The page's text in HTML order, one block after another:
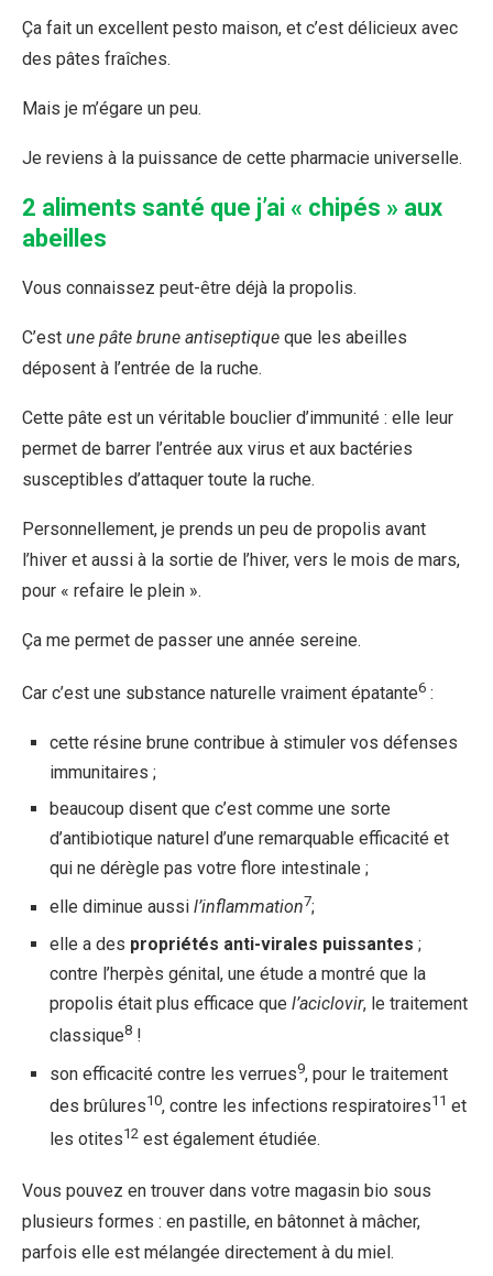
Ça fait un excellent pesto maison, et c’est délicieux avec
des pâtes fraîches.
Mais je m’égare un peu.
Je reviens à la puissance de cette pharmacie universelle.
2 aliments santé que j’ai « chipés » aux
abeilles
Vous connaissez peut-être déjà la propolis.
C’est une pâte brune antiseptique que les abeilles
déposent à l’entrée de la ruche.
Cette pâte est un véritable bouclier d’immunité : elle leur
permet de barrer l’entrée aux virus et aux bactéries
susceptibles d’attaquer toute la ruche.
Personnellement, je prends un peu de propolis avant
l’hiver et aussi à la sortie de l’hiver, vers le mois de mars,
pour « refaire le plein ».
Ça me permet de passer une année sereine.
Car c’est une substance naturelle vraiment épatante6 :
cette résine brune contribue à stimuler vos défenses
immunitaires ;
beaucoup disent que c’est comme une sorte
d’antibiotique naturel d’une remarquable efficacité et
qui ne dérègle pas votre flore intestinale ;
elle diminue aussi l’inflammation7;
elle a des propriétés anti-virales puissantes ;
contre l’herpès génital, une étude a montré que la
propolis était plus efficace que l’aciclovir, le traitement
classique8 !
son efficacité contre les verrues9, pour le traitement
des brûlures10, contre les infections respiratoires11 et
les otites12 est également étudiée.
Vous pouvez en trouver dans votre magasin bio sous
plusieurs formes : en pastille, en bâtonnet à mâcher,
parfois elle est mélangée directement à du miel.